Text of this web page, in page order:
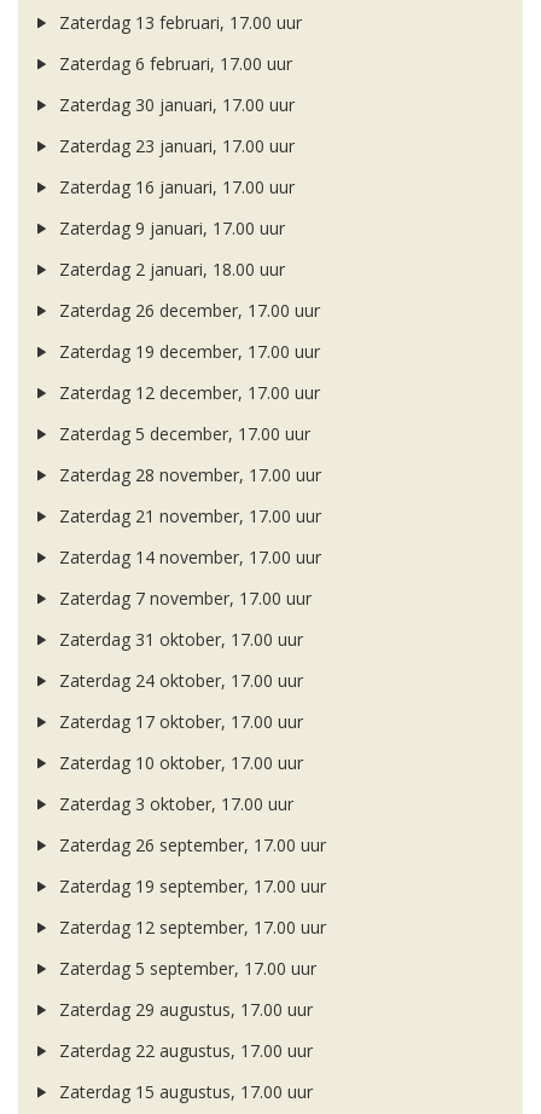
Zaterdag 13 februari, 17.00 uur
Zaterdag 6 februari, 17.00 uur
Zaterdag 30 januari, 17.00 uur
Zaterdag 23 januari, 17.00 uur
Zaterdag 16 januari, 17.00 uur
Zaterdag 9 januari, 17.00 uur
Zaterdag 2 januari, 18.00 uur
Zaterdag 26 december, 17.00 uur
Zaterdag 19 december, 17.00 uur
Zaterdag 12 december, 17.00 uur
Zaterdag 5 december, 17.00 uur
Zaterdag 28 november, 17.00 uur
Zaterdag 21 november, 17.00 uur
Zaterdag 14 november, 17.00 uur
Zaterdag 7 november, 17.00 uur
Zaterdag 31 oktober, 17.00 uur
Zaterdag 24 oktober, 17.00 uur
Zaterdag 17 oktober, 17.00 uur
Zaterdag 10 oktober, 17.00 uur
Zaterdag 3 oktober, 17.00 uur
Zaterdag 26 september, 17.00 uur
Zaterdag 19 september, 17.00 uur
Zaterdag 12 september, 17.00 uur
Zaterdag 5 september, 17.00 uur
Zaterdag 29 augustus, 17.00 uur
Zaterdag 22 augustus, 17.00 uur
Zaterdag 15 augustus, 17.00 uur